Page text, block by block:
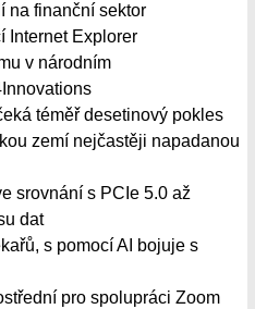
na finanční sektor
Internet Explorer
v národním
téměř desetinový pokles
zemí nejčastěji napadanou
srovnání s PCIe 5.0 až
dat
s pomocí AI bojuje s
pro spolupráci Zoom